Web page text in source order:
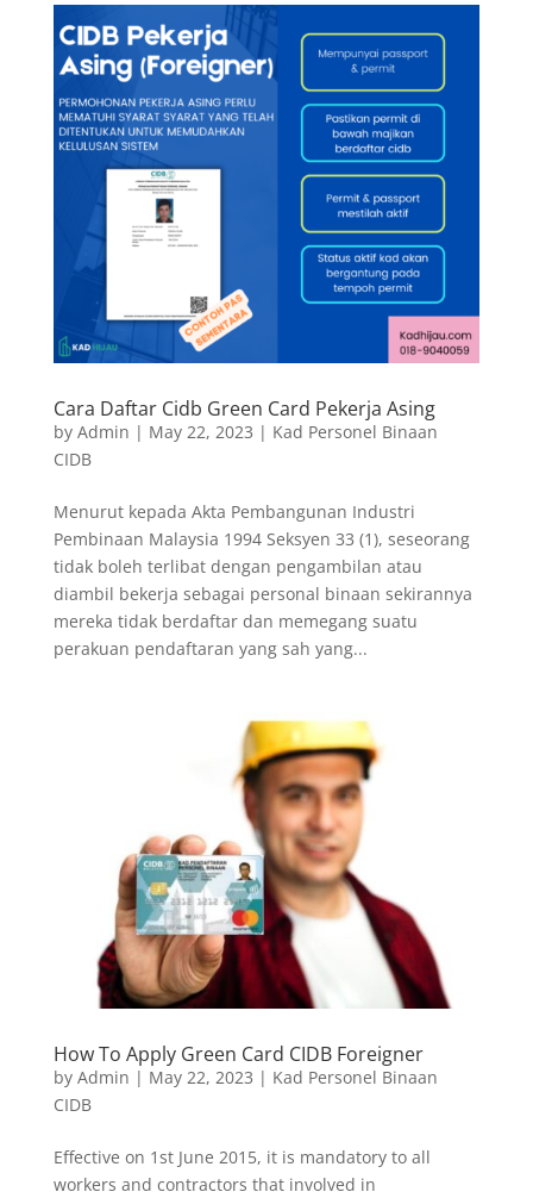
Cara Daftar Cidb Green Card Pekerja Asing
by Admin | May 22, 2023 | Kad Personel Binaan
CIDB
Menurut kepada Akta Pembangunan Industri
Pembinaan Malaysia 1994 Seksyen 33 (1), seseorang
tidak boleh terlibat dengan pengambilan atau
diambil bekerja sebagai personal binaan sekirannya
mereka tidak berdaftar dan memegang suatu
perakuan pendaftaran yang sah yang...
How To Apply Green Card CIDB Foreigner
by Admin | May 22, 2023 | Kad Personel Binaan
CIDB
Effective on 1st June 2015, it is mandatory to all
workers and contractors that involved in